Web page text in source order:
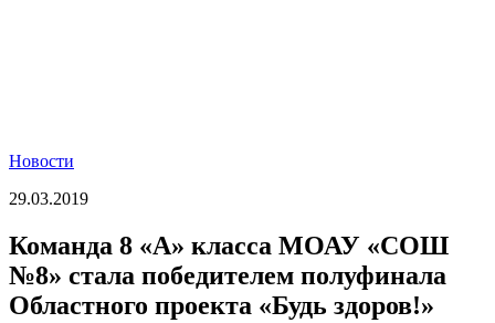
Новости
29.03.2019
Команда 8 «А» класса МОАУ «СОШ
№8» стала победителем полуфинала
Областного проекта «Будь здоров!»